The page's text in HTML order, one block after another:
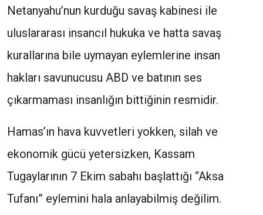
Netanyahu’nun kurduğu savaş kabinesi ile
uluslararası insancıl hukuka ve hatta savaş
kurallarına bile uymayan eylemlerine insan
hakları savunucusu ABD ve batının ses
çıkarmaması insanlığın bittiğinin resmidir.
Hamas’ın hava kuvvetleri yokken, silah ve
ekonomik gücü yetersizken, Kassam
Tugaylarının 7 Ekim sabahı başlattığı “Aksa
Tufanı” eylemini hala anlayabilmiş değilim.